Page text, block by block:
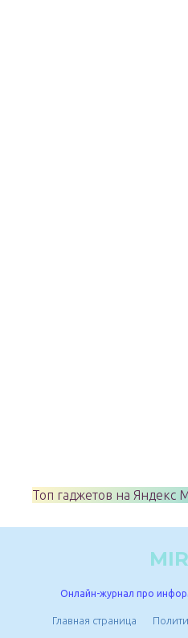
Топ гаджетов на Яндекс
Онлайн-журнал про
Главная страница